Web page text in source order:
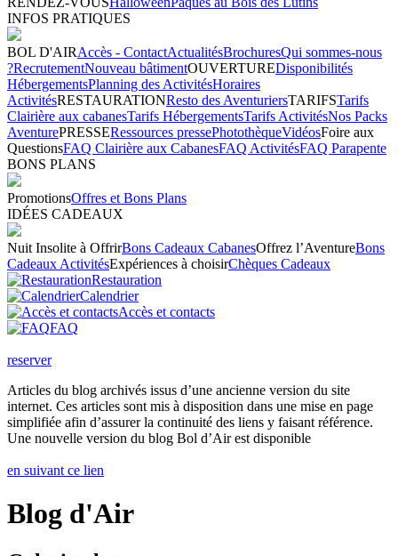
INFOS PRATIQUES
BOL D'AIRAccès - ContactActualitésBrochuresQui sommes-nous
?RecrutementNouveau bâtimentOUVERTUREDisponibilités
HébergementsPlanning des ActivitésHoraires
ActivitésRESTAURATIONResto des AventuriersTARIFSTarifs
Clairière aux cabanesTarifs HébergementsTarifs ActivitésNos Packs
AventurePRESSERessources pressePhotothèqueVidéosFoire aux
QuestionsFAQ Clairière aux CabanesFAQ ActivitésFAQ Parapente
BONS PLANS
PromotionsOffres et Bons Plans
IDÉES CADEAUX
Nuit Insolite à OffrirBons Cadeaux CabanesOffrez l’AventureBons
Cadeaux ActivitésExpériences à choisirChèques Cadeaux
Restauration
Calendrier
Accès et contacts
FAQ
reserver
Articles du blog archivés issus d’une ancienne version du site
internet. Ces articles sont mis à disposition dans une mise en page
simplifiée afin d’assurer la continuité des liens y faisant référence.
Une nouvelle version du blog Bol d’Air est disponible
en suivant ce lien
Blog d'Air